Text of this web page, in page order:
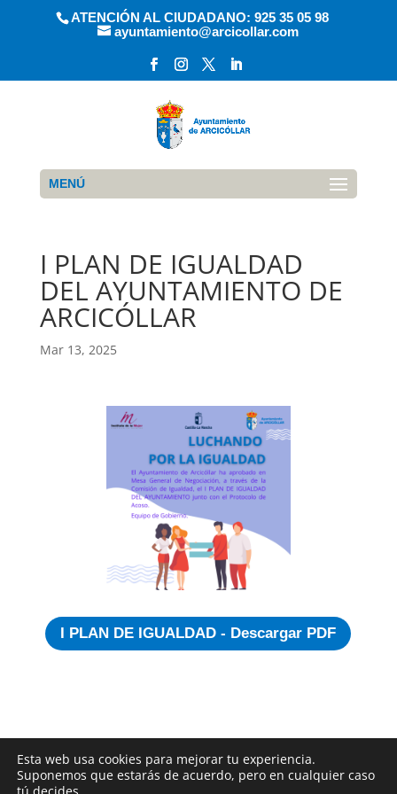
ATENCIÓN AL CIUDADANO: 925 35 05 98
ayuntamiento@arcicollar.com
MENÚ
I PLAN DE IGUALDAD
DEL AYUNTAMIENTO DE
ARCICÓLLAR
Mar 13, 2025
I PLAN DE IGUALDAD - Descargar PDF
Esta web usa cookies para mejorar tu experiencia.
Suponemos que estarás de acuerdo, pero en cualquier caso